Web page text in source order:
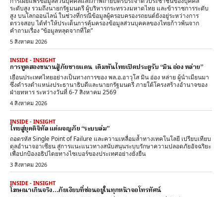
ระดับสูง รวมถึงนายกรัฐมนตรี ผู้บริหารกระทรวงมหาดไทย และข้าราชการระดับ
สูง บนโลกออนไลน์ ในช่วงที่กรณีข้อมูลผู้ครอบครองรถยนต์ยังอยู่ระหว่างการ
ตรวจสอบ ได้ทำให้ประเด็นการคุ้มครองข้อมูลส่วนบุคคลของไทยก้าวพ้นจาก
คำถามเรื่อง “ข้อมูลหลุดจากที่ใด”
5 สิงหาคม 2026
INSIDE - INSIGHT
การทูตสองขนานสู้ภัยชายแดน เดิมพันไทยเปิดประตูรับ “มิน อ่อง หล่าย”
เยือนประเทศไทยอย่างเป็นทางการของ พล.อ.อาวุโส มิน อ่อง หล่าย ผู้นำเมียนมา
ซึ่งดำรงตำแหน่งประธานาธิบดีและนายกรัฐมนตรี ภายใต้โครงสร้างอำนาจของ
ฝ่ายทหาร ระหว่างวันที่ 6-7 สิงหาคม 2569
4 สิงหาคม 2026
INSIDE - INSIGHT
ไทยสู่ยุคดิจิทัล แต่ผจญภัย “ระบบล่ม”
ถอดรหัส Single Point of Failure และความเหลื่อมล้ำทางเทคโนโลยี เปรียบเทียบ
ดุลอำนาจอาเซียน สู่การแนะแนวทางสนับสนุนระบบรักษาความปลอดภัยอัจฉริยะ
เพื่อปกป้องอธิปไตยทางไซเบอร์ของประเทศอย่างยั่งยืน
3 สิงหาคม 2026
INSIDE - INSIGHT
โฆษณาเกินจริง…ภัยเงียบที่ซ่อนอยู่ในทุกหน้าจอโทรทัศน์